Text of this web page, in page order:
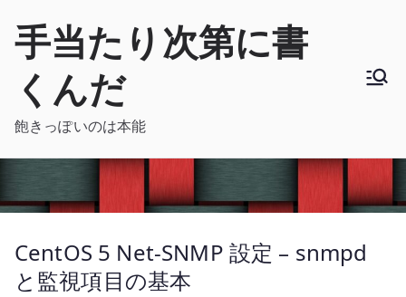
手当たり次第に書
くんだ
飽きっぽいのは本能
CentOS 5 Net-SNMP 設定 – snmpd
と監視項目の基本